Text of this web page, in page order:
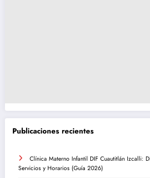
Publicaciones recientes
Clínica Materno Infantil DIF Cuautitlán Izcalli:
Servicios y Horarios (Guía 2026)